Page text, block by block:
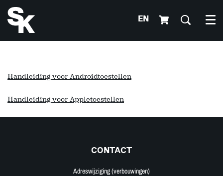
EN
Handleiding voor Androidtoestellen
Handleiding voor Appletoestellen
CONTACT
Adreswijziging (verbouwingen)